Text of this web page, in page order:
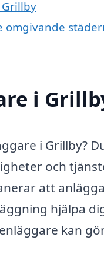
omgivande
i
i Grillby?
och
att
hjälpa
kan